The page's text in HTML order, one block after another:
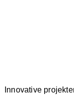
Innovative